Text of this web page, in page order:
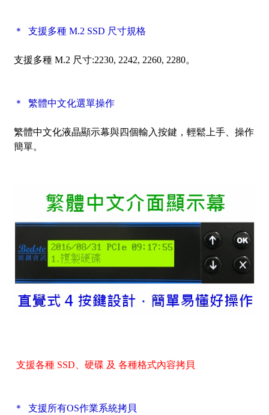
＊ 支援多種 M.2 SSD 尺寸規格
支援多種 M.2 尺寸:2230, 2242, 2260, 2280。
＊ 繁體中文化選單操作
繁體中文化液晶顯示幕與四個輸入按鍵，輕鬆上手、操作
簡單。
支援各種 SSD、硬碟 及 各種格式內容拷貝
＊ 支援所有OS作業系統拷貝